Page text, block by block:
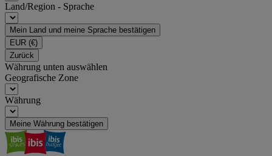
Land/Region - Sprache
Mein Land und meine Sprache bestätigen
EUR (€)
Zurück
Währung unten auswählen
Geografische Zone
Währung
Meine Währung bestätigen